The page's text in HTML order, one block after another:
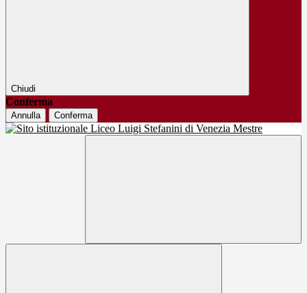
Chiudi
Conferma
Annulla Conferma